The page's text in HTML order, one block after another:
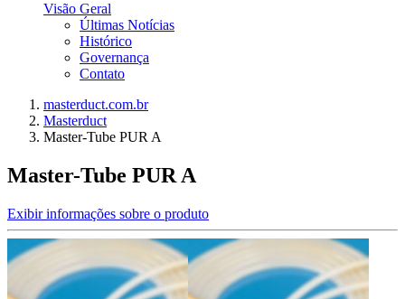
Visão Geral
Últimas Notícias
Histórico
Governança
Contato
masterduct.com.br
Masterduct
Master-Tube PUR A
Master-Tube PUR A
Exibir informações sobre o produto